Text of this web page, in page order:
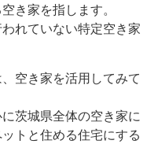
き家を指します。
れていない特定空き家
空き家を活用してみて
茨城県全体の空き家に
トと住める住宅にする